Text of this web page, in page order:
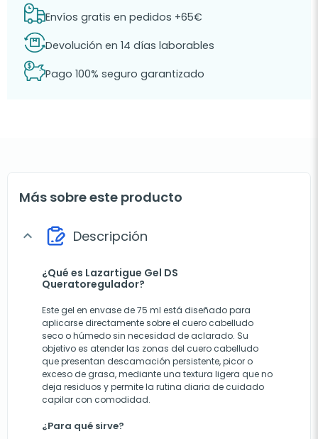
Envíos gratis en pedidos +65€
Devolución en 14 días laborables
Pago 100% seguro garantizado
Más sobre este producto
expand_more Descripción
¿Qué es Lazartigue Gel DS
Queratoregulador?
Este gel en envase de 75 ml está diseñado para
aplicarse directamente sobre el cuero cabelludo
seco o húmedo sin necesidad de aclarado. Su
objetivo es atender las zonas del cuero cabelludo
que presentan descamación persistente, picor o
exceso de grasa, mediante una textura ligera que no
deja residuos y permite la rutina diaria de cuidado
capilar con comodidad.
¿Para qué sirve?